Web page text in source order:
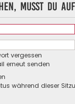
musst du
vergessen
erneut senden
während dieser